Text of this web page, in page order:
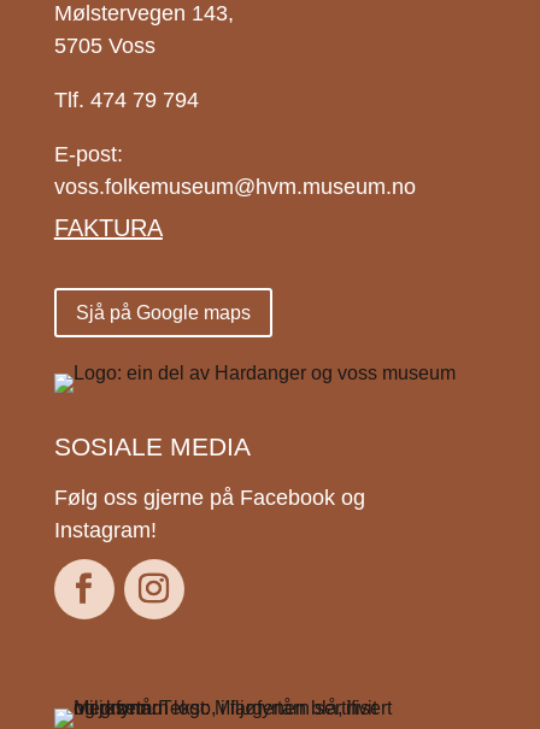
Mølstervegen 143,
5705 Voss
Tlf. 474 79 794
E-post:
voss.folkemuseum@hvm.museum.no
FAKTURA
Sjå på Google maps
SOSIALE MEDIA
Følg oss gjerne på Facebook og
Instagram!